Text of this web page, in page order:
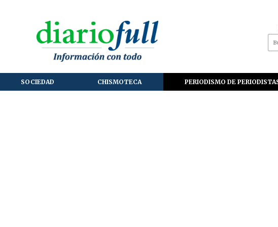
SOCIEDAD CHISMOTECA PERIODISMO DE